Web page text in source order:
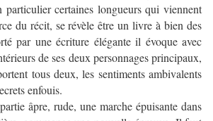
particulier certaines longueurs qui viennent
du récit, se révèle être un livre à bien des
par une écriture élégante il évoque avec
de ses deux personnages principaux,
tous deux, les sentiments ambivalents
enfouis.
âpre, rude, une marche épuisante dans